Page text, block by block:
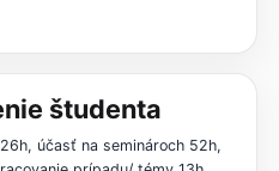
študenta
účasť na seminároch 52h,